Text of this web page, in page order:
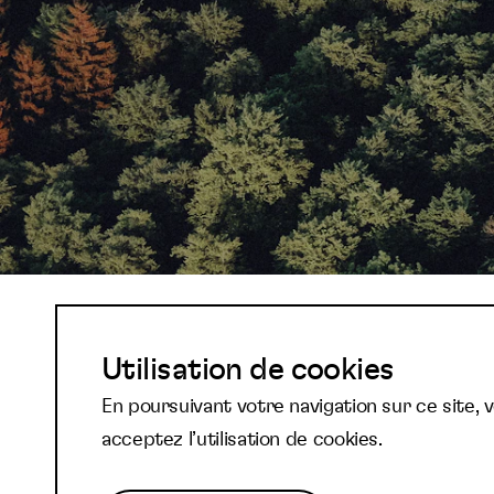
Abonnez-vous à
newsletter et
Utilisation de cookies
En poursuivant votre navigation sur ce site,
acceptez l’utilisation de cookies.